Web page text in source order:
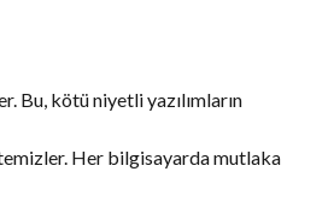
Bu, kötü niyetli yazılımların
Her bilgisayarda mutlaka